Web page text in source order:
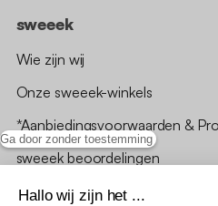
Ga door zonder toestemming
Hallo wij zijn het ...
sweeek
Wie zijn wij
Onze sweeek-winkels
*Aanbiedingsvoorwaarden &
sweeek beoordelingen